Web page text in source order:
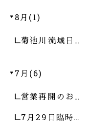
8月(1)
菊池川流域日…
7月(6)
営業再開のお…
7月29日臨時…